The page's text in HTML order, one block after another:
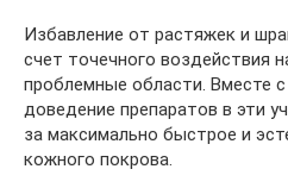
Избавление от растяжек и
счет точечного воздействия
проблемные области. Вместе
доведение препаратов в эти
за максимально быстрое и
кожного покрова.